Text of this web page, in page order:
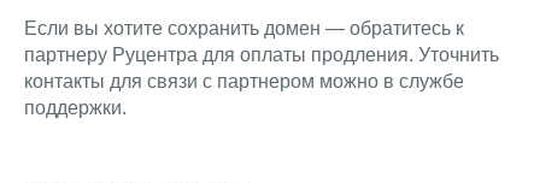
Если вы хотите сохранить домен — обратитесь к
партнеру Руцентра для оплаты продления. Уточнить
контакты для связи с партнером можно в службе
поддержки.